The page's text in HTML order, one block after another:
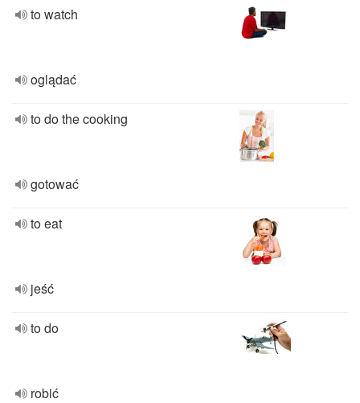
to watch
oglądać
to do the cooking
gotować
to eat
jeść
to do
robić